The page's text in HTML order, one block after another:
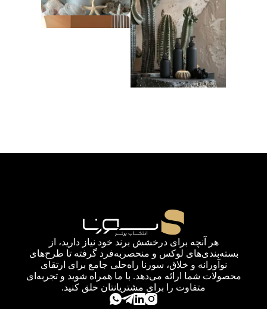
هر آنچه برای درخشش برند خود نیاز دارید، از
بسته‌بندی‌های لوکس و منحصربه‌فرد گرفته تا طرح‌های
نوآورانه و خلاق، سورنا راه‌حلی جامع برای ارتقای
محصولات شما ارائه می‌دهد. با ما همراه شوید و تجربه‌ای
متفاوت را برای مشتریانتان خلق کنید.